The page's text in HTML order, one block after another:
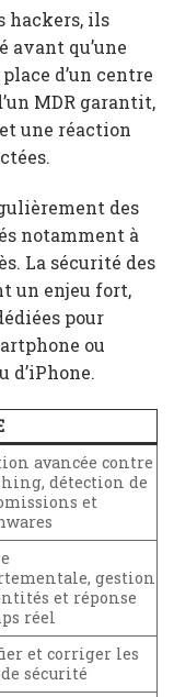
hackers, ils
avant qu’une
d’un centre
MDR garantit,
une réaction
des
notamment à
La sécurité des
un enjeu fort,
pour
ou
d’iPhone.
avancée contre
détection de
et
gestion
et réponse
réel
et corriger les
sécurité